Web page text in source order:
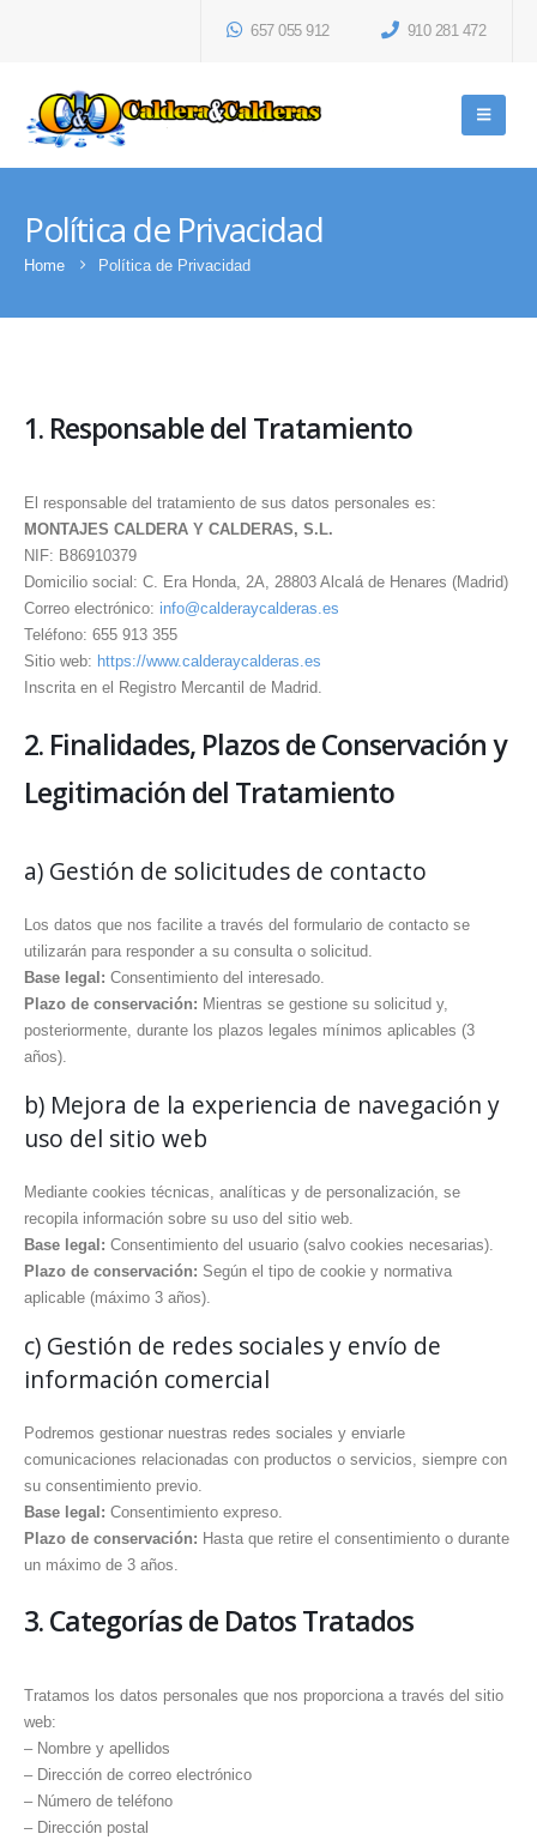
657 055 912 910 281 472
Política de Privacidad
Home Política de Privacidad
1. Responsable del Tratamiento
El responsable del tratamiento de sus datos personales es:
MONTAJES CALDERA Y CALDERAS, S.L.
NIF: B86910379
Domicilio social: C. Era Honda, 2A, 28803 Alcalá de Henares (Madrid)
Correo electrónico: info@calderaycalderas.es
Teléfono: 655 913 355
Sitio web: https://www.calderaycalderas.es
Inscrita en el Registro Mercantil de Madrid.
2. Finalidades, Plazos de Conservación y
Legitimación del Tratamiento
a) Gestión de solicitudes de contacto
Los datos que nos facilite a través del formulario de contacto se
utilizarán para responder a su consulta o solicitud.
Base legal: Consentimiento del interesado.
Plazo de conservación: Mientras se gestione su solicitud y,
posteriormente, durante los plazos legales mínimos aplicables (3
años).
b) Mejora de la experiencia de navegación y
uso del sitio web
Mediante cookies técnicas, analíticas y de personalización, se
recopila información sobre su uso del sitio web.
Base legal: Consentimiento del usuario (salvo cookies necesarias).
Plazo de conservación: Según el tipo de cookie y normativa
aplicable (máximo 3 años).
c) Gestión de redes sociales y envío de
información comercial
Podremos gestionar nuestras redes sociales y enviarle
comunicaciones relacionadas con productos o servicios, siempre con
su consentimiento previo.
Base legal: Consentimiento expreso.
Plazo de conservación: Hasta que retire el consentimiento o durante
un máximo de 3 años.
3. Categorías de Datos Tratados
Tratamos los datos personales que nos proporciona a través del sitio
web:
– Nombre y apellidos
– Dirección de correo electrónico
– Número de teléfono
– Dirección postal